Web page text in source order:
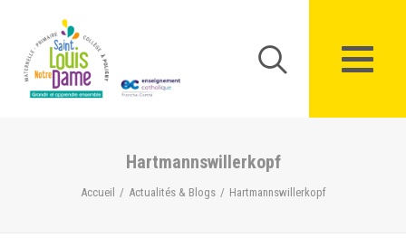
Hartmannswillerkopf
Accueil Actualités & Blogs Hartmannswillerkopf